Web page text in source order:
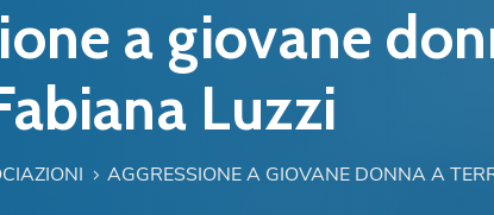
a giovane
Luzzi
AGGRESSIONE A GIOVANE DONNA A